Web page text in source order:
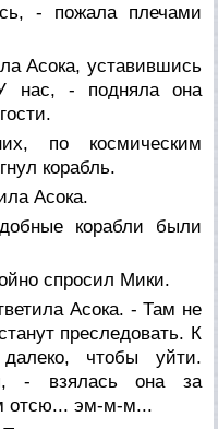
- пожала плечами
Асока, уставившись
нас, - подняла она
по космическим
корабль.
Асока.
корабли были
спросил Мики.
Асока. - Там не
преследовать. К
чтобы уйти.
- взялась она за
отсю... эм-м-м...